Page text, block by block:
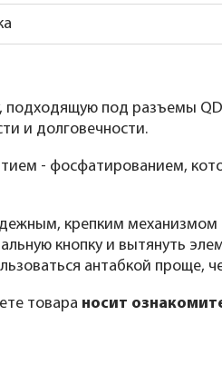
под разъемы
и долговечности.
- фосфатированием,
крепким
кнопку и вытянуть
антабкой проще,
товара носит